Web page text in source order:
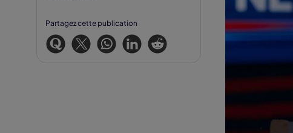
Partagez cette publication